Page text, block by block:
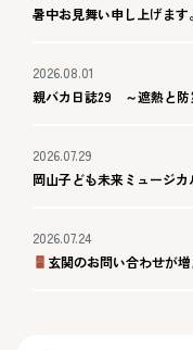
暑中お見舞い申し上げます。
2026.08.01
親バカ日誌29 ～遮熱と防
2026.07.29
岡山子ども未来ミュージ
2026.07.24
玄関のお問い合わせが